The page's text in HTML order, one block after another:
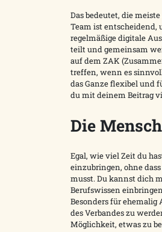
Das bedeutet, die
Team ist entscheidend,
regelmäßige digitale
teilt und gemeinsam
auf dem ZAK
treffen, wenn es
das Ganze flexibel und
du mit deinem Beitrag
Die
Egal, wie viel Zeit du
einzubringen, ohne
musst. Du kannst dich
Berufswissen
Besonders für ehemalig
des Verbandes zu
Möglichkeit, etwas zu